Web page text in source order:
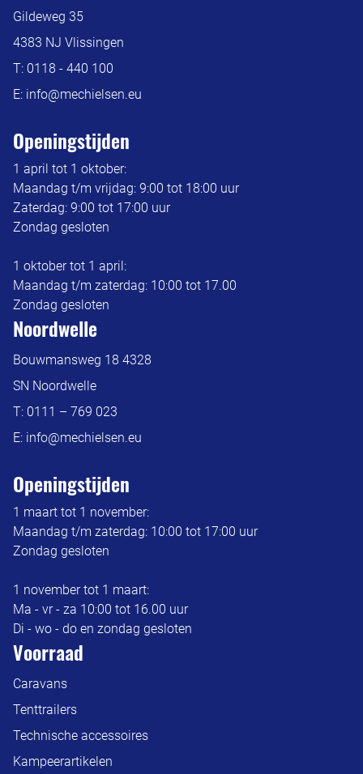
Gildeweg 35
4383 NJ Vlissingen
T: 0118 - 440 100
E: info@mechielsen.eu
Openingstijden
1 april tot 1 oktober:
Maandag t/m vrijdag: 9:00 tot 18:00 uur
Zaterdag: 9:00 tot 17:00 uur
Zondag gesloten
1 oktober tot 1 april:
Maandag t/m zaterdag: 10:00 tot 17.00
Zondag gesloten
Noordwelle
Bouwmansweg 18 4328
SN Noordwelle
T: 0111 – 769 023
E: info@mechielsen.eu
Openingstijden
1 maart tot 1 november:
Maandag t/m zaterdag: 10:00 tot 17:00 uur
Zondag gesloten
1 november tot 1 maart:
Ma - vr - za 10:00 tot 16.00 uur
Di - wo - do en zondag gesloten
Voorraad
Caravans
Tenttrailers
Technische accessoires
Kampeerartikelen